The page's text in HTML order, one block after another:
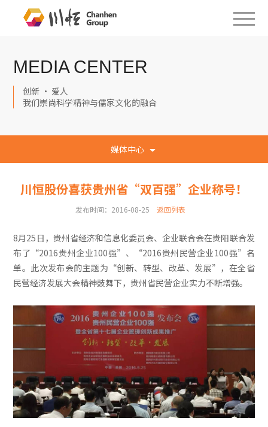
MEDIA CENTER
创新 · 爱人
我们崇尚科学精神与儒家文化的融合
媒体中心
川恒股份喜获贵州省“双百强”企业称号！
发布时间：2016-08-25 返回列表
8月25日，贵州省经济和信息化委员会、企业联合会在贵阳联合发
布了“2016贵州企业100强”、“2016贵州民营企业100强”名
单。此次发布会的主题为“创新、转型、改革、发展”，在全省
民营经济发展大会精神鼓舞下，贵州省民营企业实力不断增强。